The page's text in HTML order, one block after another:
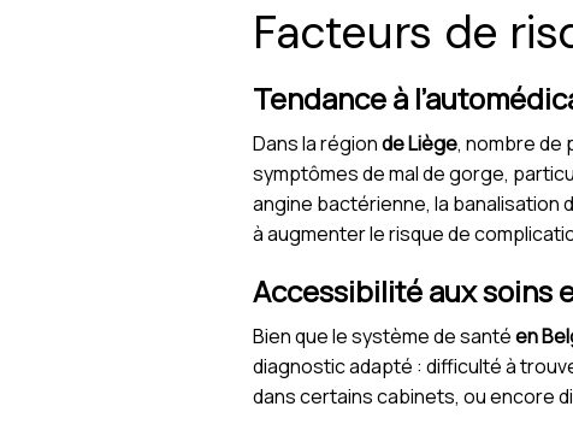
Facteurs de
Tendance à
Dans la régionde Liège, nombre de
symptômes de mal de gorge,
angine bactérienne, la banalisation
à augmenter le risque de
Accessibilité aux soins
Bien que le système de santéen
diagnostic adapté : difficulté à
dans certains cabinets, ou encore